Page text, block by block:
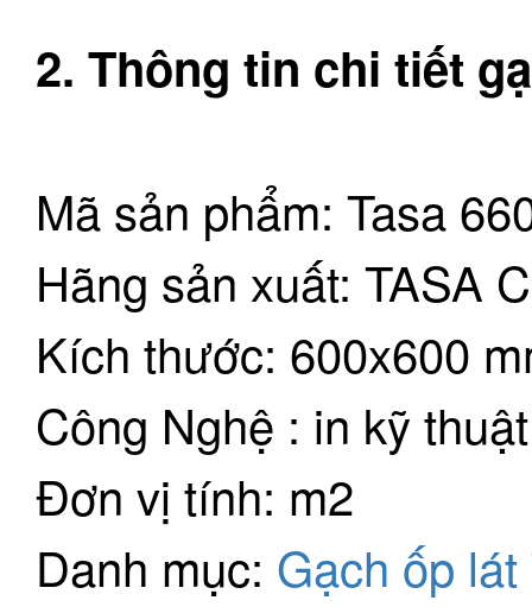
2. Thông tin chi tiết
Mã sản phẩm: Tasa
Hãng sản xuất: TASA
Kích thước: 600x600
Công Nghệ : in kỹ
Đơn vị tính: m2
Danh mục: Gạch ốp lát